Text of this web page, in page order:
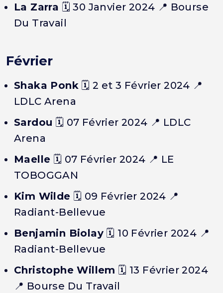
La Zarra 🗓️30 Janvier 2024 📍 Bourse
Du Travail
Février
Shaka Ponk 🗓️2 et 3 Février 2024 📍
LDLC Arena
Sardou 🗓️ 07 Février 2024 📍 LDLC
Arena
Maelle 🗓️ 07 Février 2024 📍 LE
TOBOGGAN
Kim Wilde 🗓️ 09 Février 2024 📍
Radiant-Bellevue
Benjamin Biolay 🗓️ 10 Février 2024 📍
Radiant-Bellevue
Christophe Willem 🗓️ 13 Février 2024
📍 Bourse Du Travail